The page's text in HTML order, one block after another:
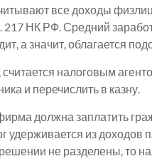
все доходы
217 НК РФ. Средний
а значит, облагается
налоговым
и перечислить в казну.
должна заплатить
удерживается из доходов
не разделены, то